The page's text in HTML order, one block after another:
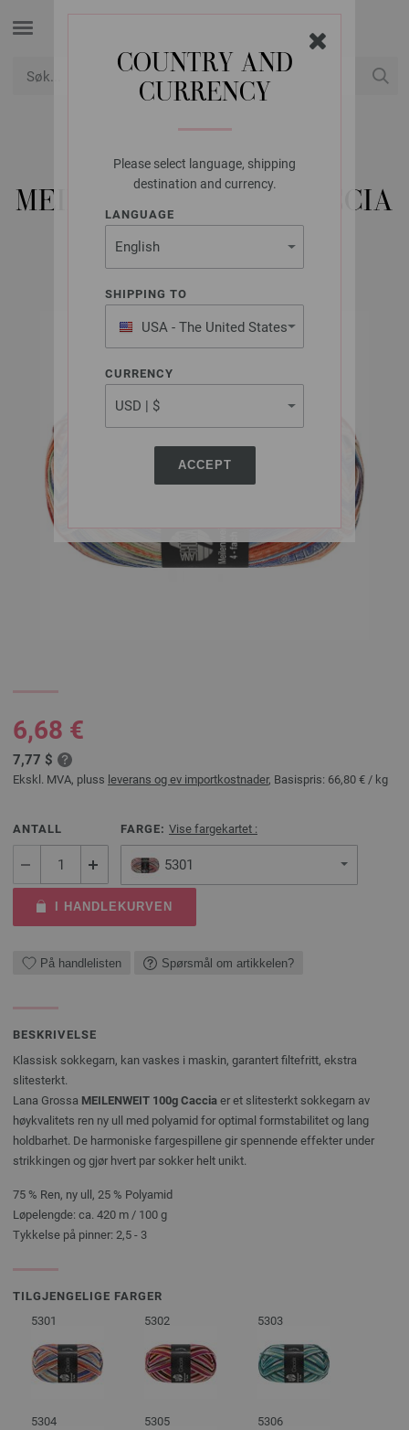
COUNTRY AND
CURRENCY
Please select language, shipping
destination and currency.
LANGUAGE
SHIPPING TO
USA - The United States
of America
CURRENCY
ACCEPT
LANA GROSSA
MEILENWEIT 100G CACCIA
6,68 €
7,77 $
Ekskl. MVA, pluss leverans og ev importkostnader, Basispris: 66,80 € / kg
ANTALL FARGE: Vise fargekartet :
5301
I HANDLEKURVEN
På handlelisten Spørsmål om artikkelen?
BESKRIVELSE
Klassisk sokkegarn, kan vaskes i maskin, garantert filtefritt, ekstra
slitesterkt.
Lana Grossa MEILENWEIT 100g Caccia er et slitesterkt sokkegarn av
høykvalitets ren ny ull med polyamid for optimal formstabilitet og lang
holdbarhet. De harmoniske fargespillene gir spennende effekter under
strikkingen og gjør hvert par sokker helt unikt.
75 % Ren, ny ull, 25 % Polyamid
Løpelengde: ca. 420 m / 100 g
Tykkelse på pinner: 2,5 - 3
TILGJENGELIGE FARGER
5301
5302 5303
5304 5305 5306